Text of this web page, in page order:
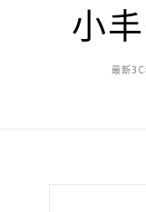
小
最新